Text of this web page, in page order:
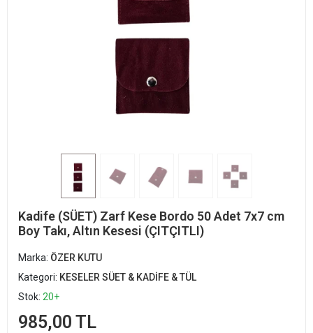
Kadife (SÜET) Zarf Kese Bordo 50 Adet 7x7 cm
Boy Takı, Altın Kesesi (ÇITÇITLI)
Marka: ÖZER KUTU
Kategori: KESELER SÜET & KADİFE & TÜL
Stok: 20+
985,00 TL